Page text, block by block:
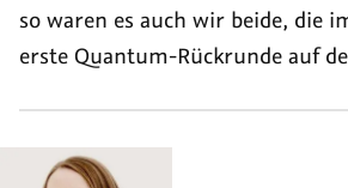
so waren es auch wir beide, die
erste Quantum-Rückrunde auf